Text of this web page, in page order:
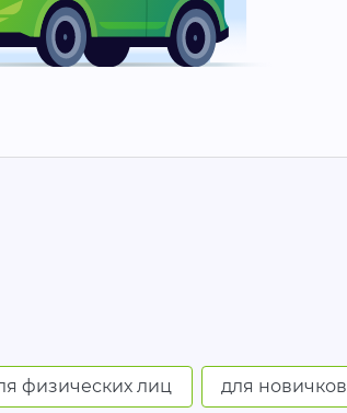
физических лиц для новичков